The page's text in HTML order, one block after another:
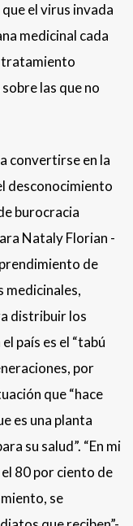
el virus invada
medicinal cada
tratamiento
las que no
convertirse en la
desconocimiento
burocracia
Nataly Florian -
de
medicinales,
distribuir los
el país es el “tabú
por
que “hace
es una planta
su salud”. “En mi
80 por ciento de
se